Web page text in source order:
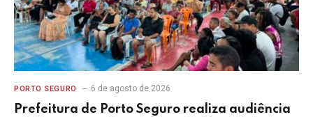
PORTO SEGURO 6 de agosto de 2026
Prefeitura de Porto Seguro realiza audiência